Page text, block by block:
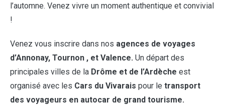
l’automne. Venez vivre un moment authentique et convivial
!
Venez vous inscrire dans nos agences de voyages
d’Annonay, Tournon , et Valence. Un départ des
principales villes de la Drôme et de l’Ardèche est
organisé avec les Cars du Vivarais pour le transport
des voyageurs en autocar de grand tourisme.